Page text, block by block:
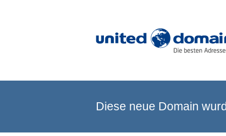
Diese neue Domain